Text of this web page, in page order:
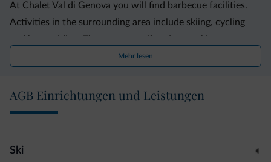
At Chalet Val di Genova you will find barbecue facilities.
Activities in the surrounding area include skiing, cycling
Verona Airport is located 86 km away.
Mehr lesen
AGB Einrichtungen und Leistungen
Ski